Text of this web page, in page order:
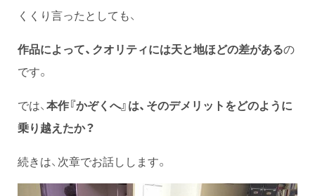
くくり言ったとしても、
作品によって、クオリティには天と地ほどの差があるの
です。
では、本作『かぞくへ』は、そのデメリットをどのように
乗り越えたか？
続きは、次章でお話しします。